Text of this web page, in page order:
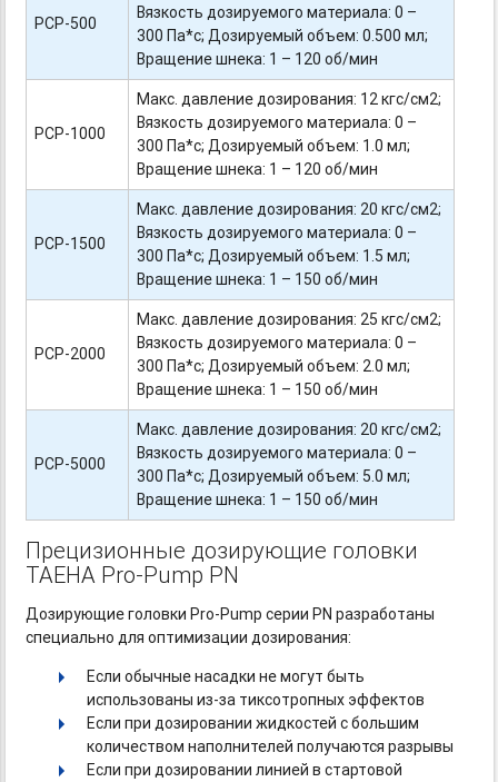
PCP-500
Вязкость дозируемого материала: 0 –
300 Па*с; Дозируемый объем: 0.500 мл;
Вращение шнека: 1 – 120 об/мин
PCP-1000
Макс. давление дозирования: 12 кгс/см2;
Вязкость дозируемого материала: 0 –
300 Па*с; Дозируемый объем: 1.0 мл;
Вращение шнека: 1 – 120 об/мин
PCP-1500
Макс. давление дозирования: 20 кгс/см2;
Вязкость дозируемого материала: 0 –
300 Па*с; Дозируемый объем: 1.5 мл;
Вращение шнека: 1 – 150 об/мин
PCP-2000
Макс. давление дозирования: 25 кгс/см2;
Вязкость дозируемого материала: 0 –
300 Па*с; Дозируемый объем: 2.0 мл;
Вращение шнека: 1 – 150 об/мин
PCP-5000
Макс. давление дозирования: 20 кгс/см2;
Вязкость дозируемого материала: 0 –
300 Па*с; Дозируемый объем: 5.0 мл;
Вращение шнека: 1 – 150 об/мин
Прецизионные дозирующие головки
TAEHA Pro-Pump PN
Дозирующие головкиPro-Pump серии PN разработаны
специально для оптимизации дозирования:
Если обычные насадки не могут быть
использованыиз-за тиксотропных эффектов
Если при дозировании жидкостей с большим
количеством наполнителей получаются разрывы
Если при дозировании линией в стартовой